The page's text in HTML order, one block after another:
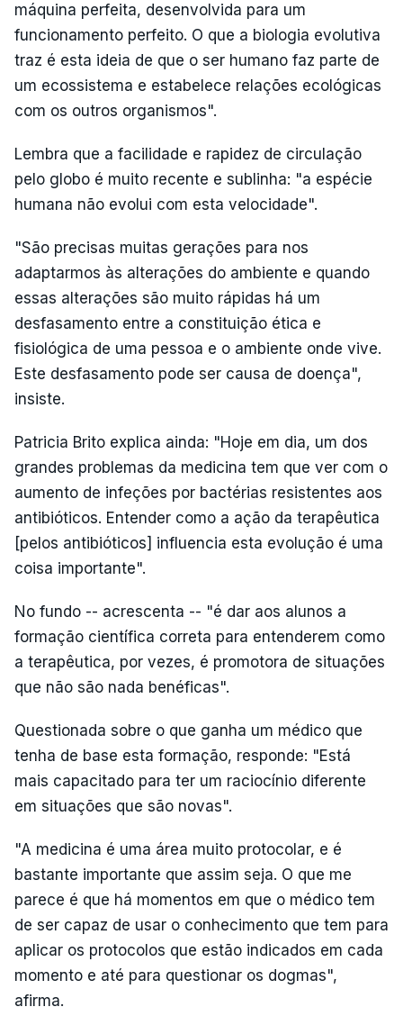
máquina perfeita, desenvolvida para um
funcionamento perfeito. O que a biologia evolutiva
traz é esta ideia de que o ser humano faz parte de
um ecossistema e estabelece relações ecológicas
com os outros organismos".
Lembra que a facilidade e rapidez de circulação
pelo globo é muito recente e sublinha: "a espécie
humana não evolui com esta velocidade".
"São precisas muitas gerações para nos
adaptarmos às alterações do ambiente e quando
essas alterações são muito rápidas há um
desfasamento entre a constituição ética e
fisiológica de uma pessoa e o ambiente onde vive.
Este desfasamento pode ser causa de doença",
insiste.
Patricia Brito explica ainda: "Hoje em dia, um dos
grandes problemas da medicina tem que ver com o
aumento de infeções por bactérias resistentes aos
antibióticos. Entender como a ação da terapêutica
[pelos antibióticos] influencia esta evolução é uma
coisa importante".
No fundo -- acrescenta -- "é dar aos alunos a
formação científica correta para entenderem como
a terapêutica, por vezes, é promotora de situações
que não são nada benéficas".
Questionada sobre o que ganha um médico que
tenha de base esta formação, responde: "Está
mais capacitado para ter um raciocínio diferente
em situações que são novas".
"A medicina é uma área muito protocolar, e é
bastante importante que assim seja. O que me
parece é que há momentos em que o médico tem
de ser capaz de usar o conhecimento que tem para
aplicar os protocolos que estão indicados em cada
momento e até para questionar os dogmas",
afirma.